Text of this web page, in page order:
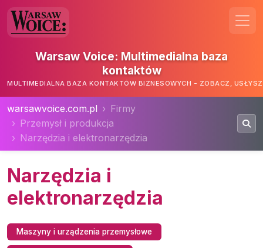
Warsaw Voice: Multimedialna baza
kontaktów
MULTIMEDIALNA BAZA KONTAKTÓW BIZNESOWYCH - ZOBACZ,
warsawvoice.com.pl
Firmy
Przemysł i produkcja
Narzędzia i elektronarzędzia
Narzędzia i
elektronarzędzia
Maszyny i urządzenia przemysłowe